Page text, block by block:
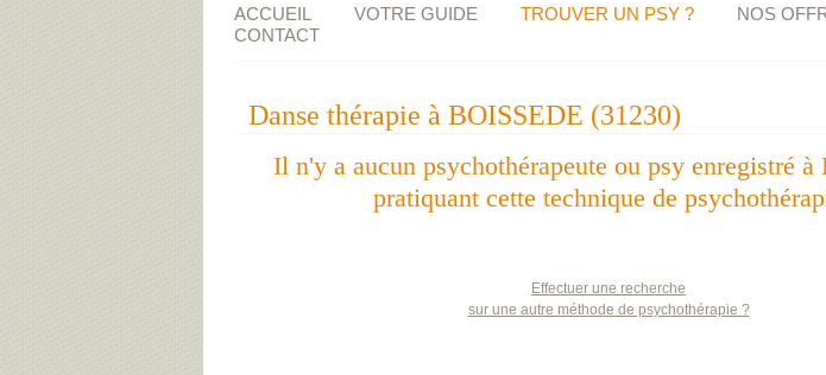
ACCUEIL VOTRE GUIDE TROUVER UN PSY ? NOS
CONTACT
Danse thérapie à BOISSEDE (31230)
Il n'y a aucun psychothérapeute ou psy enregistré à
pratiquant cette technique de
Effectuer une recherche
sur une autre méthode de psychothérapie ?